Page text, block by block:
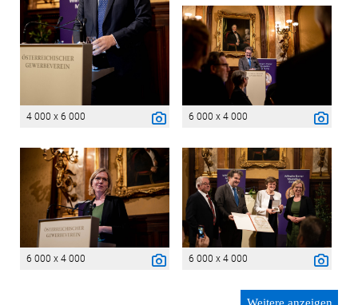
4 000 x 6 000 6 000 x 4 000
6 000 x 4 000 6 000 x 4 000